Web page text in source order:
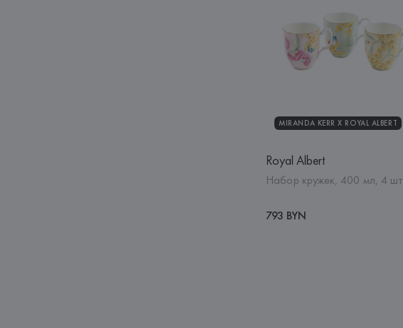
MIRANDA KERR Х ROYAL ALBERT
Royal Albert
Набор кружек, 400 мл, 4 шт
793 BYN